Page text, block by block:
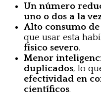
Un número
uno o dos a la
Alto consumo
que usar esta
físico severo.
Menor
duplicados, lo
efectividad en
científicos.